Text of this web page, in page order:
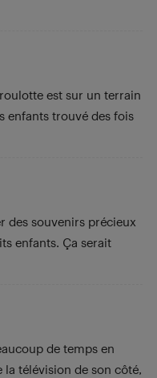
est sur un terrain
enfants trouvé des fois
des souvenirs précieux
enfants. Ça serait
de temps en
télévision de son côté,